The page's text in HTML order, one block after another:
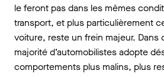
le feront pas dans les mêmes
transport, et plus particulièrement
voiture, reste un frein majeur.
majorité d’automobilistes adopte
comportements plus malins, plus